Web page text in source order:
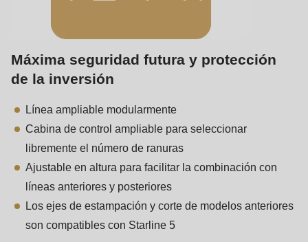
parameter
#1
($string)
deprecated
Drupal\rondo_contact\ContactService-
>Drupal\rondo_contact\
Máxima seguridad futura y protección
de la inversión
Línea ampliable modularmente
Cabina de control ampliable para seleccionar
libremente el número de ranuras
Ajustable en altura para facilitar la combinación con
líneas anteriores y posteriores
Los ejes de estampación y corte de modelos anteriores
son compatibles con Starline 5